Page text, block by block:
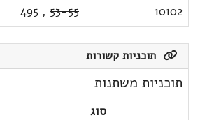
10102
53-55
,
495
תוכניות קשורות
תוכניות משתנות
סוג